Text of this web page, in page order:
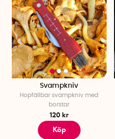
Svampkniv
Hopfällbar svampkniv med
borstar
120 kr
Köp